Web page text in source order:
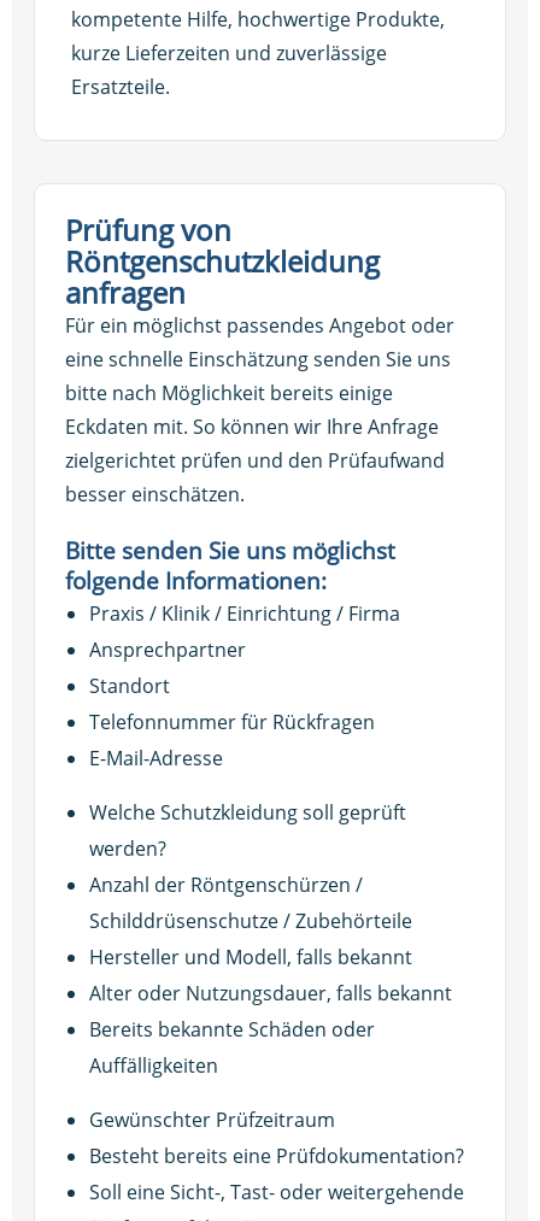
kompetente Hilfe, hochwertige Produkte,
kurze Lieferzeiten und zuverlässige
Ersatzteile.
Prüfung von
Röntgenschutzkleidung
anfragen
Für ein möglichst passendes Angebot oder
eine schnelle Einschätzung senden Sie uns
bitte nach Möglichkeit bereits einige
Eckdaten mit. So können wir Ihre Anfrage
zielgerichtet prüfen und den Prüfaufwand
besser einschätzen.
Bitte senden Sie uns möglichst
folgende Informationen:
Praxis / Klinik / Einrichtung / Firma
Ansprechpartner
Standort
Telefonnummer für Rückfragen
E-Mail-Adresse
Welche Schutzkleidung soll geprüft
werden?
Anzahl der Röntgenschürzen /
Schilddrüsenschutze / Zubehörteile
Hersteller und Modell, falls bekannt
Alter oder Nutzungsdauer, falls bekannt
Bereits bekannte Schäden oder
Auffälligkeiten
Gewünschter Prüfzeitraum
Besteht bereits eine Prüfdokumentation?
Soll eine Sicht-, Tast- oder weitergehende